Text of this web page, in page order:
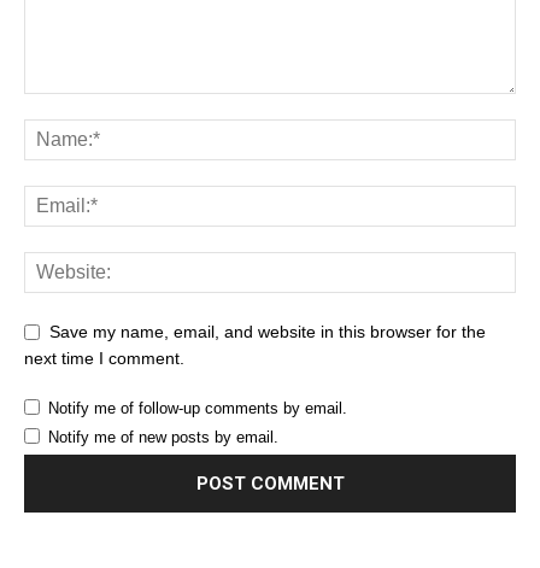
Save my name, email, and website in this browser for the
next time I comment.
Notify me of follow-up comments by email.
Notify me of new posts by email.